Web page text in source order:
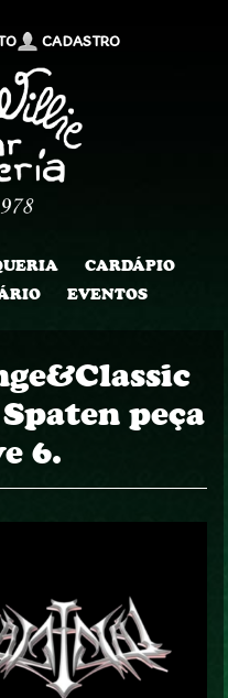
CADASTRO
CARDÁPIO
EVENTOS
peça
6.